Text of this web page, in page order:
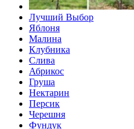
Лучший Выбор
Яблоня
Малина
Клубника
Слива
Абрикос
Груша
Нектарин
Персик
Черешня
Фундук